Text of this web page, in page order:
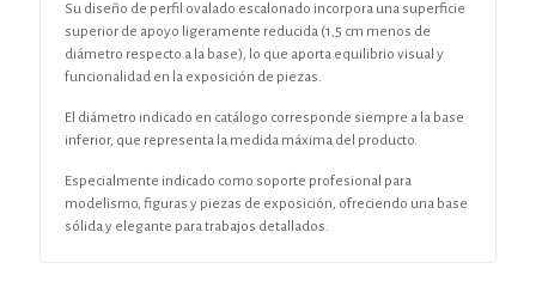
Su diseño de perfil ovalado escalonado incorpora una superficie
superior de apoyo ligeramente reducida (1,5 cm menos de
diámetro respecto a la base), lo que aporta equilibrio visual y
funcionalidad en la exposición de piezas.
El diámetro indicado en catálogo corresponde siempre a la base
inferior, que representa la medida máxima del producto.
Especialmente indicado como soporte profesional para
modelismo, figuras y piezas de exposición, ofreciendo una base
sólida y elegante para trabajos detallados.